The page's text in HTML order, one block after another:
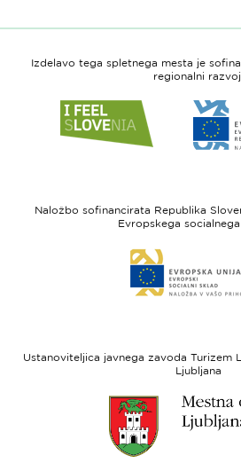
Izdelavo tega spletnega mesta je
regionalni razvoj.
do
spletne
Slovenia
Naložbo sofinancirata Republika
Evropskega socialnega
do
sklad
Ustanoviteljica javnega zavoda Turizem
Ljubljana